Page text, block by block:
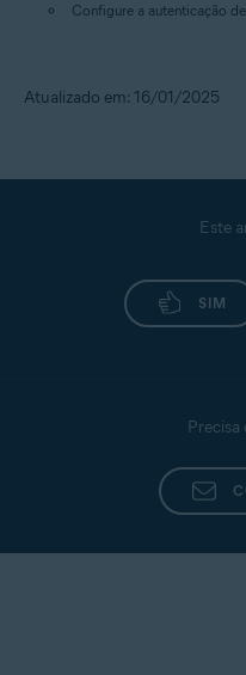
Configure a autenticação
Atualizado em: 16/01/2025
Este
SIM
Precisa